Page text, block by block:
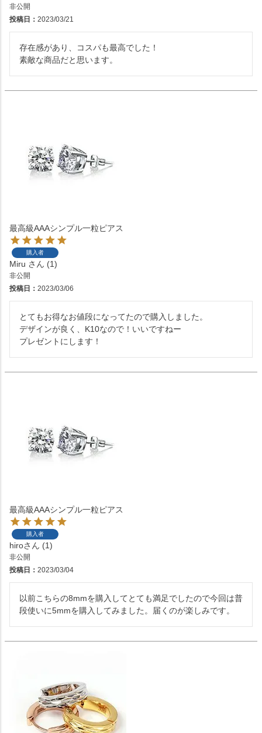
非公開
投稿日
2023/03/21
存在感があり、コスパも最高でした！
素敵な商品だと思います。
最高級AAAシンプル一粒ピアス
購入者
Miru 1
非公開
投稿日
2023/03/06
とてもお得なお値段になってたので購入しました。
デザインが良く、K10なので！いいですねー
プレゼントにします！
最高級AAAシンプル一粒ピアス
購入者
hiro 1
非公開
投稿日
2023/03/04
以前こちらの8mmを購入してとても満足でしたので今回は普
段使いに5mmを購入してみました。届くのが楽しみです。